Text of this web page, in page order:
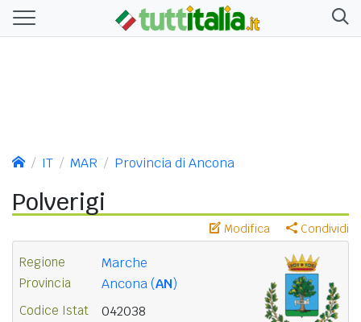
IT MAR Provincia di Ancona
Polverigi
Modifica Condividi
Regione Marche
Provincia Ancona (AN)
Codice Istat 042038